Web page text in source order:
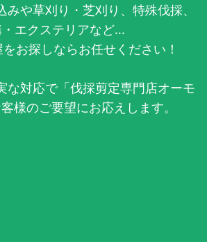
や草刈り・芝刈り、特殊伐採、
エクステリアなど...
お探しならお任せください！
な対応で「伐採剪定専門店オーモ
様のご要望にお応えします。